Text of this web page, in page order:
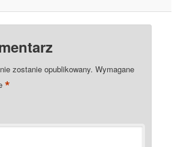
zostanie opublikowany. Wymagane
*